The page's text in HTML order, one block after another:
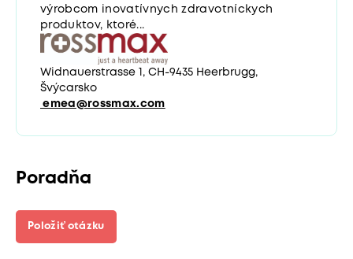
výrobcom inovatívnych zdravotníckych
produktov, ktoré...
Widnauerstrasse 1, CH-9435 Heerbrugg,
Švýcarsko
emea@rossmax.com
Poradňa
Položiť otázku